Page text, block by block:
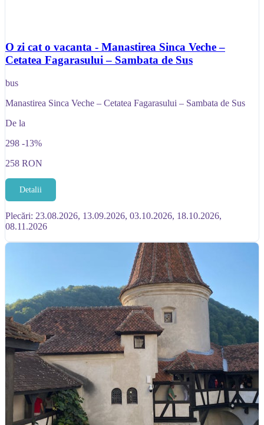
O zi cat o vacanta - Manastirea Sinca Veche –
Cetatea Fagarasului – Sambata de Sus
bus
Manastirea Sinca Veche – Cetatea Fagarasului – Sambata de Sus
De la
298 -13%
258 RON
Detalii
Plecări: 23.08.2026, 13.09.2026, 03.10.2026, 18.10.2026,
08.11.2026